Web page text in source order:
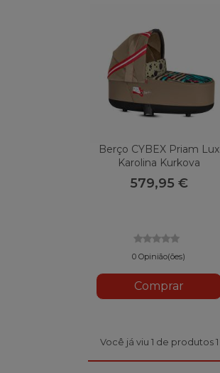
Berço CYBEX Priam Lux
Karolina Kurkova
579,95 €
0 Opinião(ões)
Comprar
Você já viu 1 de produtos 1